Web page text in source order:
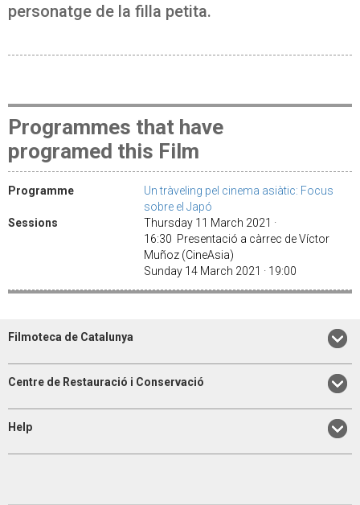
personatge de la filla petita.
Programmes that have
programed this Film
Programme
Un tràveling pel cinema asiàtic: Focus
sobre el Japó
Sessions
Thursday 11 March 2021 ·
16:30 Presentació a càrrec de Víctor
Muñoz (CineAsia)
Sunday 14 March 2021 · 19:00
Filmoteca de Catalunya
Centre de Restauració i Conservació
Help